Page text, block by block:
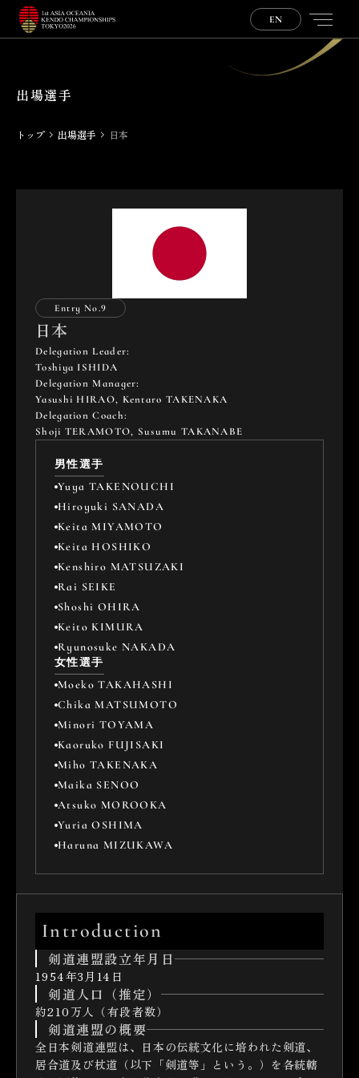
EN
Play
出場選手
トップ 出場選手 日本
Entry No.9
日本
Delegation Leader:
Toshiya ISHIDA
Delegation Manager:
Yasushi HIRAO, Kentaro TAKENAKA
Delegation Coach:
Shoji TERAMOTO, Susumu TAKANABE
男性選手
Yuya TAKENOUCHI
Hiroyuki SANADA
Keita MIYAMOTO
Keita HOSHIKO
Kenshiro MATSUZAKI
Rai SEIKE
Shoshi OHIRA
Keito KIMURA
Ryunosuke NAKADA
女性選手
Moeko TAKAHASHI
Chika MATSUMOTO
Minori TOYAMA
Kaoruko FUJISAKI
Miho TAKENAKA
Maika SENOO
Atsuko MOROOKA
Yuria OSHIMA
Haruna MIZUKAWA
Introduction
剣道連盟設立年月日
1954年3月14日
剣道人口（推定）
約210万人（有段者数）
剣道連盟の概要
全日本剣道連盟は、日本の伝統文化に培われた剣道、
居合道及び杖道（以下「剣道等」という。）を各統轄